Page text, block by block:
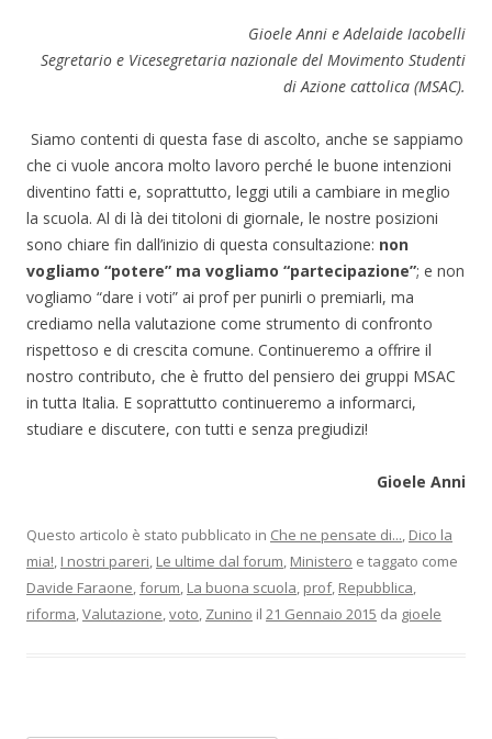
Gioele Anni e Adelaide Iacobelli
Segretario e Vicesegretaria nazionale del Movimento Studenti
di Azione cattolica (MSAC).
Siamo contenti di questa fase di ascolto, anche se sappiamo
che ci vuole ancora molto lavoro perché le buone intenzioni
diventino fatti e, soprattutto, leggi utili a cambiare in meglio
la scuola. Al di là dei titoloni di giornale, le nostre posizioni
sono chiare fin dall’inizio di questa consultazione: non
vogliamo “potere” ma vogliamo “partecipazione”; e non
vogliamo “dare i voti” ai prof per punirli o premiarli, ma
crediamo nella valutazione come strumento di confronto
rispettoso e di crescita comune. Continueremo a offrire il
nostro contributo, che è frutto del pensiero dei gruppi MSAC
in tutta Italia. E soprattutto continueremo a informarci,
studiare e discutere, con tutti e senza pregiudizi!
Gioele Anni
Questo articolo è stato pubblicato in Che ne pensate di..., Dico la
mia!, I nostri pareri, Le ultime dal forum, Ministero e taggato come
Davide Faraone,forum, La buona scuola, prof, Repubblica,
riforma,Valutazione,voto, Zunino il 21 Gennaio 2015 da gioele